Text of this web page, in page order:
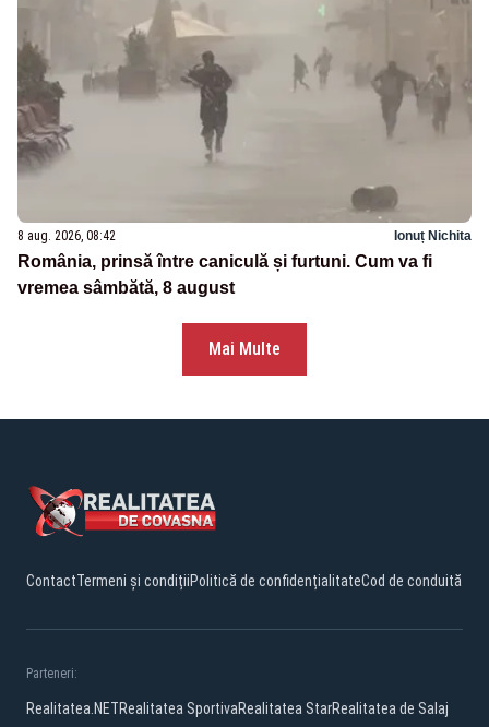
8 aug. 2026, 08:42 Ionuț Nichita
România, prinsă între caniculă și furtuni. Cum va fi
vremea sâmbătă, 8 august
Mai Multe
ContactTermeni și condițiiPolitică de confidențialitateCod de conduită
Parteneri:
Realitatea.NETRealitatea SportivaRealitatea StarRealitatea de Salaj